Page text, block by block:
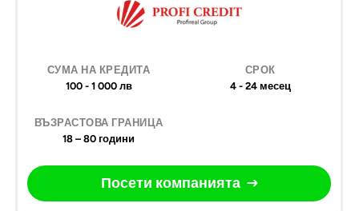
100 - 1 000 лв 4 - 24 месец
18 – 80 години
Посети компанията